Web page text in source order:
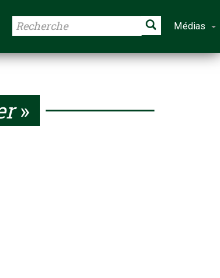
Médias
»